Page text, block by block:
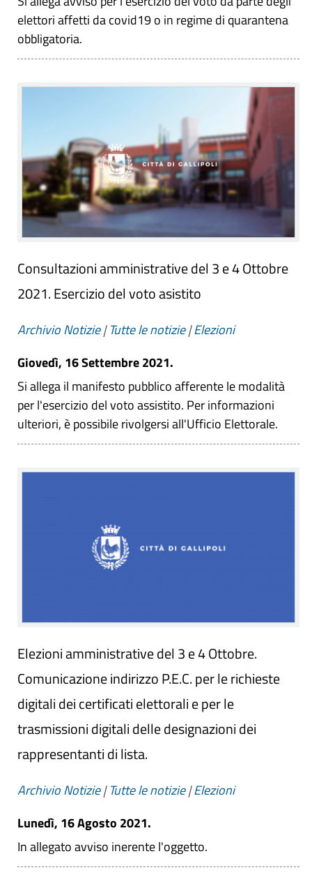
elettori affetti da covid19 o in regime di quarantena
obbligatoria.
Consultazioni amministrative del 3 e 4 Ottobre
2021. Esercizio del voto asistito
Archivio Notizie|Tutte le notizie|Elezioni
Giovedì, 16 Settembre 2021.
Si allega il manifesto pubblico afferente le modalità
per l'esercizio del voto assistito. Per informazioni
ulteriori, è possibile rivolgersi all'Ufficio Elettorale.
Elezioni amministrative del 3 e 4 Ottobre.
Comunicazione indirizzo P.E.C. per le richieste
digitali dei certificati elettorali e per le
trasmissioni digitali delle designazioni dei
rappresentanti di lista.
Archivio Notizie|Tutte le notizie|Elezioni
Lunedì, 16 Agosto 2021.
In allegato avviso inerente l'oggetto.